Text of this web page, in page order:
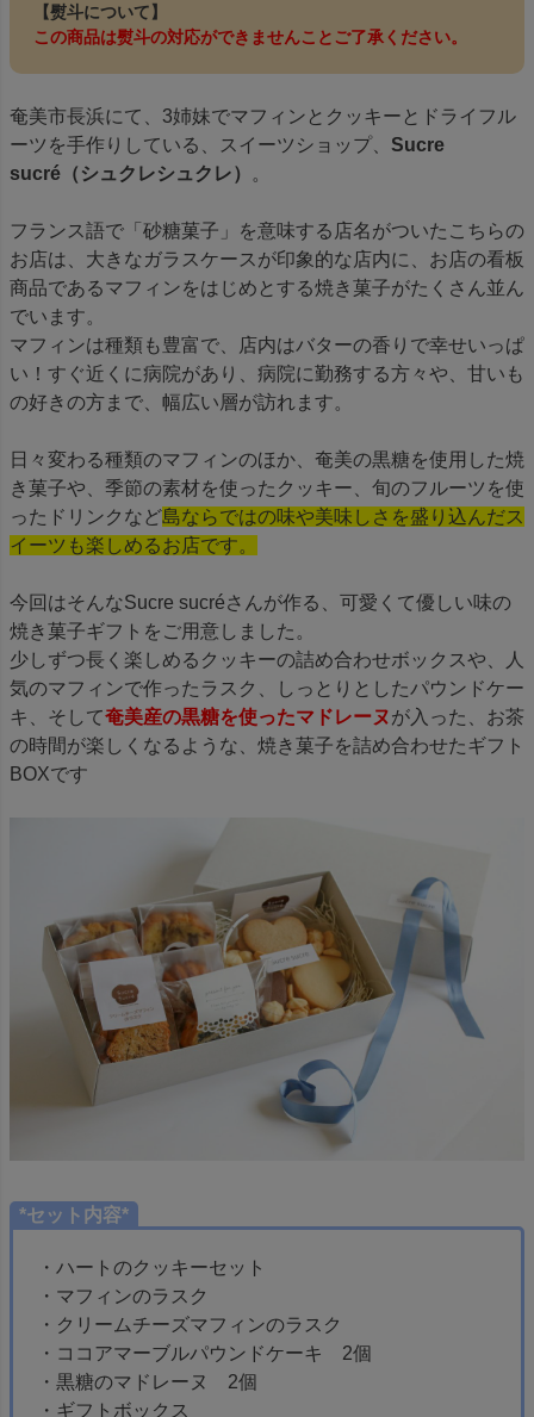
【熨斗について】
この商品は熨斗の対応ができませんことご了承ください。
奄美市長浜にて、3姉妹でマフィンとクッキーとドライフル
ーツを手作りしている、スイーツショップ、 Sucre
sucré（シュクレシュクレ）
。
フランス語で「砂糖菓子」を意味する店名がついたこちらの
お店は、大きなガラスケースが印象的な店内に、お店の看板
商品であるマフィンをはじめとする焼き菓子がたくさん並ん
でいます。
マフィンは種類も豊富で、店内はバターの香りで幸せいっぱ
い！すぐ近くに病院があり、病院に勤務する方々や、甘いも
の好きの方まで、幅広い層が訪れます。
日々変わる種類のマフィンのほか、奄美の黒糖を使用した焼
き菓子や、季節の素材を使ったクッキー、旬のフルーツを使
ったドリンクなど島ならではの味や美味しさを盛り込んだス
イーツも楽しめるお店です。
今回はそんなSucre sucréさんが作る、可愛くて優しい味の
焼き菓子ギフトをご用意しました。
少しずつ長く楽しめるクッキーの詰め合わせボックスや、人
気のマフィンで作ったラスク、しっとりとしたパウンドケー
キ、そして奄美産の黒糖を使ったマドレーヌが入った、お茶
の時間が楽しくなるような、焼き菓子を詰め合わせたギフト
BOXです
*セット内容*
・ハートのクッキーセット
・マフィンのラスク
・クリームチーズマフィンのラスク
・ココアマーブルパウンドケーキ 2個
・黒糖のマドレーヌ 2個
・ギフトボックス